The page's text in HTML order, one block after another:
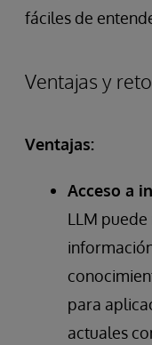
fáciles de
Ventajas y
Ventajas:
Acceso a
LLM
para
actuales